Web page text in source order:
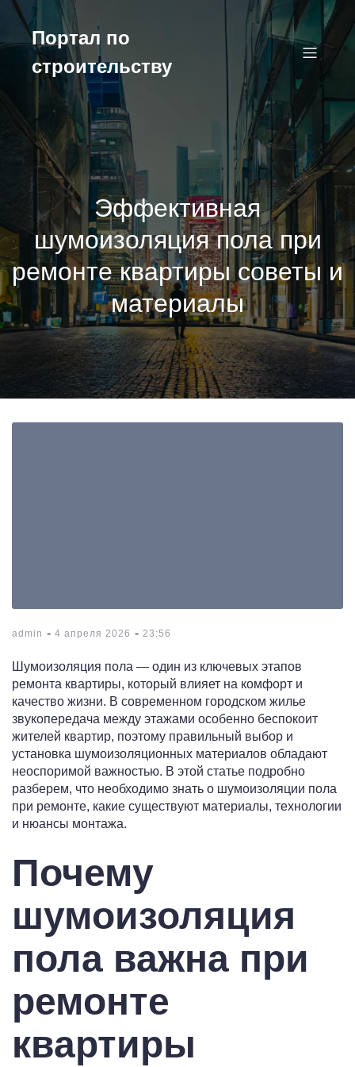
Перейти
содержимому
Портал по
строительству
Эффективная
шумоизоляция пола при
ремонте квартиры советы и
материалы
admin - 4 апреля 2026 - 23:56
Шумоизоляция пола — один из ключевых этапов
ремонта квартиры, который влияет на комфорт и
качество жизни. В современном городском жилье
звукопередача между этажами особенно беспокоит
жителей квартир, поэтому правильный выбор и
установка шумоизоляционных материалов обладают
неоспоримой важностью. В этой статье подробно
разберем, что необходимо знать о шумоизоляции пола
при ремонте, какие существуют материалы, технологии
и нюансы монтажа.
Почему
шумоизоляция
пола важна при
ремонте
квартиры